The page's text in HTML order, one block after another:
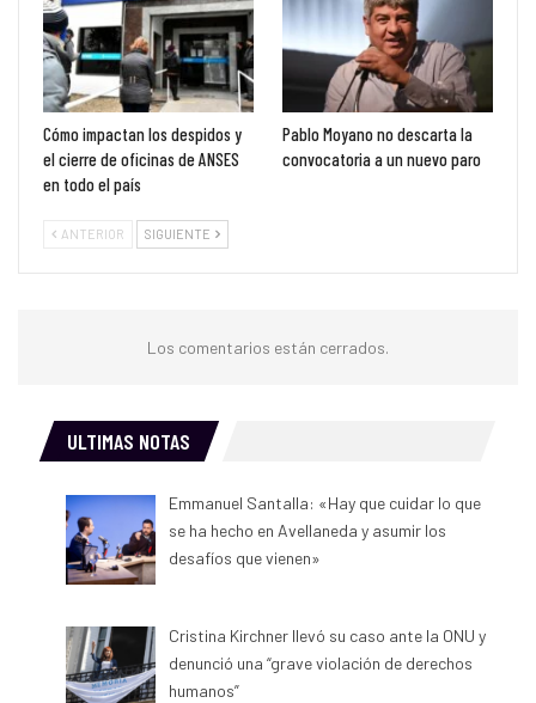
Cómo impactan los despidos y
el cierre de oficinas de ANSES
en todo el país
Pablo Moyano no descarta la
convocatoria a un nuevo paro
ANTERIOR SIGUIENTE
Los comentarios están cerrados.
ULTIMAS NOTAS
Emmanuel Santalla: «Hay que cuidar lo que
se ha hecho en Avellaneda y asumir los
desafíos que vienen»
Cristina Kirchner llevó su caso ante la ONU y
denunció una “grave violación de derechos
humanos”